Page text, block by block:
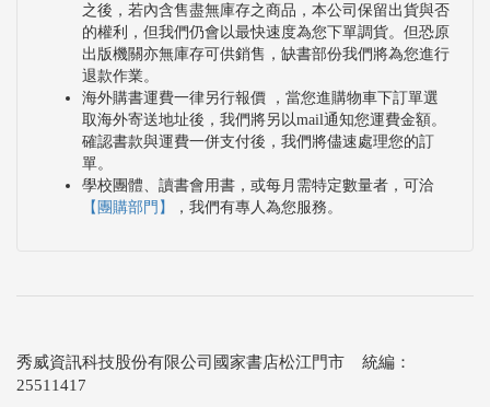
之後，若內含售盡無庫存之商品，本公司保留出貨與否
的權利，但我們仍會以最快速度為您下單調貨。但恐原
出版機關亦無庫存可供銷售，缺書部份我們將為您進行
退款作業。
海外購書運費一律另行報價 ，當您進購物車下訂單選
取海外寄送地址後，我們將另以mail通知您運費金額。
確認書款與運費一併支付後，我們將儘速處理您的訂
單。
學校團體、讀書會用書，或每月需特定數量者，可洽
【團購部門】
，我們有專人為您服務。
秀威資訊科技股份有限公司國家書店松江門市 統編：
25511417